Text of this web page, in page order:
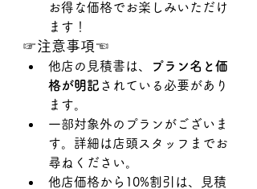
お得な価格でお楽しみいただけ
ます！
☞注意事項☜
他店の見積書は、
プラン名と価
格が明記 されている必要があり
ます。
一部対象外のプランがございま
す。詳細は店頭スタッフまでお
尋ねください。
他店価格から10%割引は、見積